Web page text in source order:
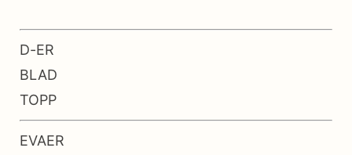
D-ER
BLAD
TOPP
EVAER